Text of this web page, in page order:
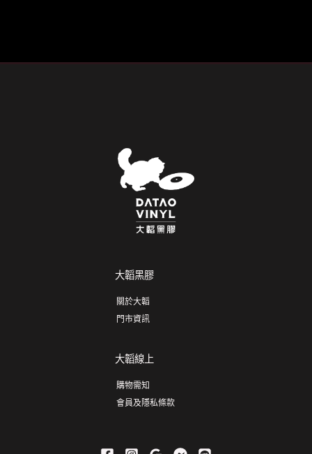
大韜黑膠
關於大韜
門市資訊
大韜線上
購物需知
會員及隱私條款